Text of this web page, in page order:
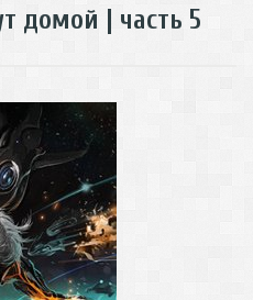
домой | часть 5